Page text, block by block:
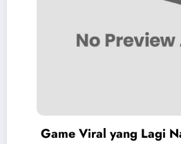
Game Viral yang Lagi Naik